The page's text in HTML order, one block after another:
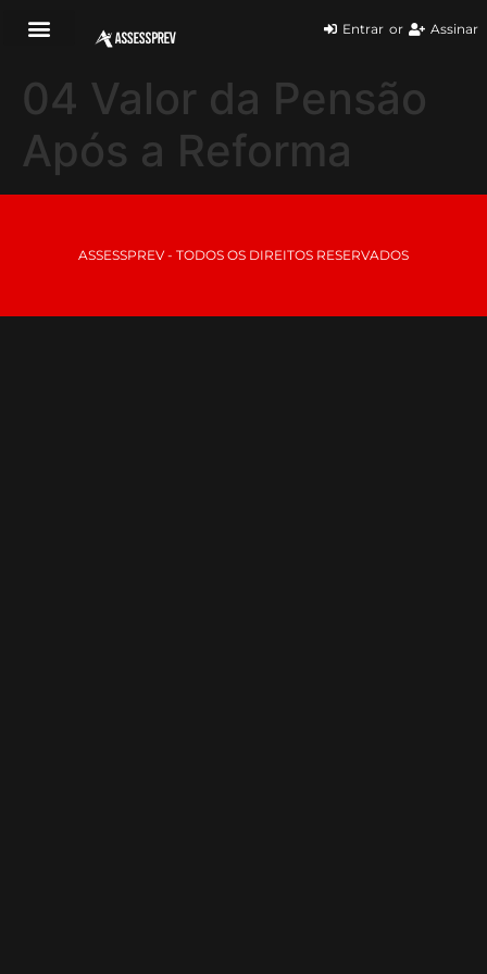
Entrar or Assinar
04 Valor da Pensão
Após a Reforma
ASSESSPREV - TODOS OS DIREITOS RESERVADOS